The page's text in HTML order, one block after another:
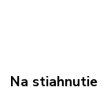
Na stiahnutie